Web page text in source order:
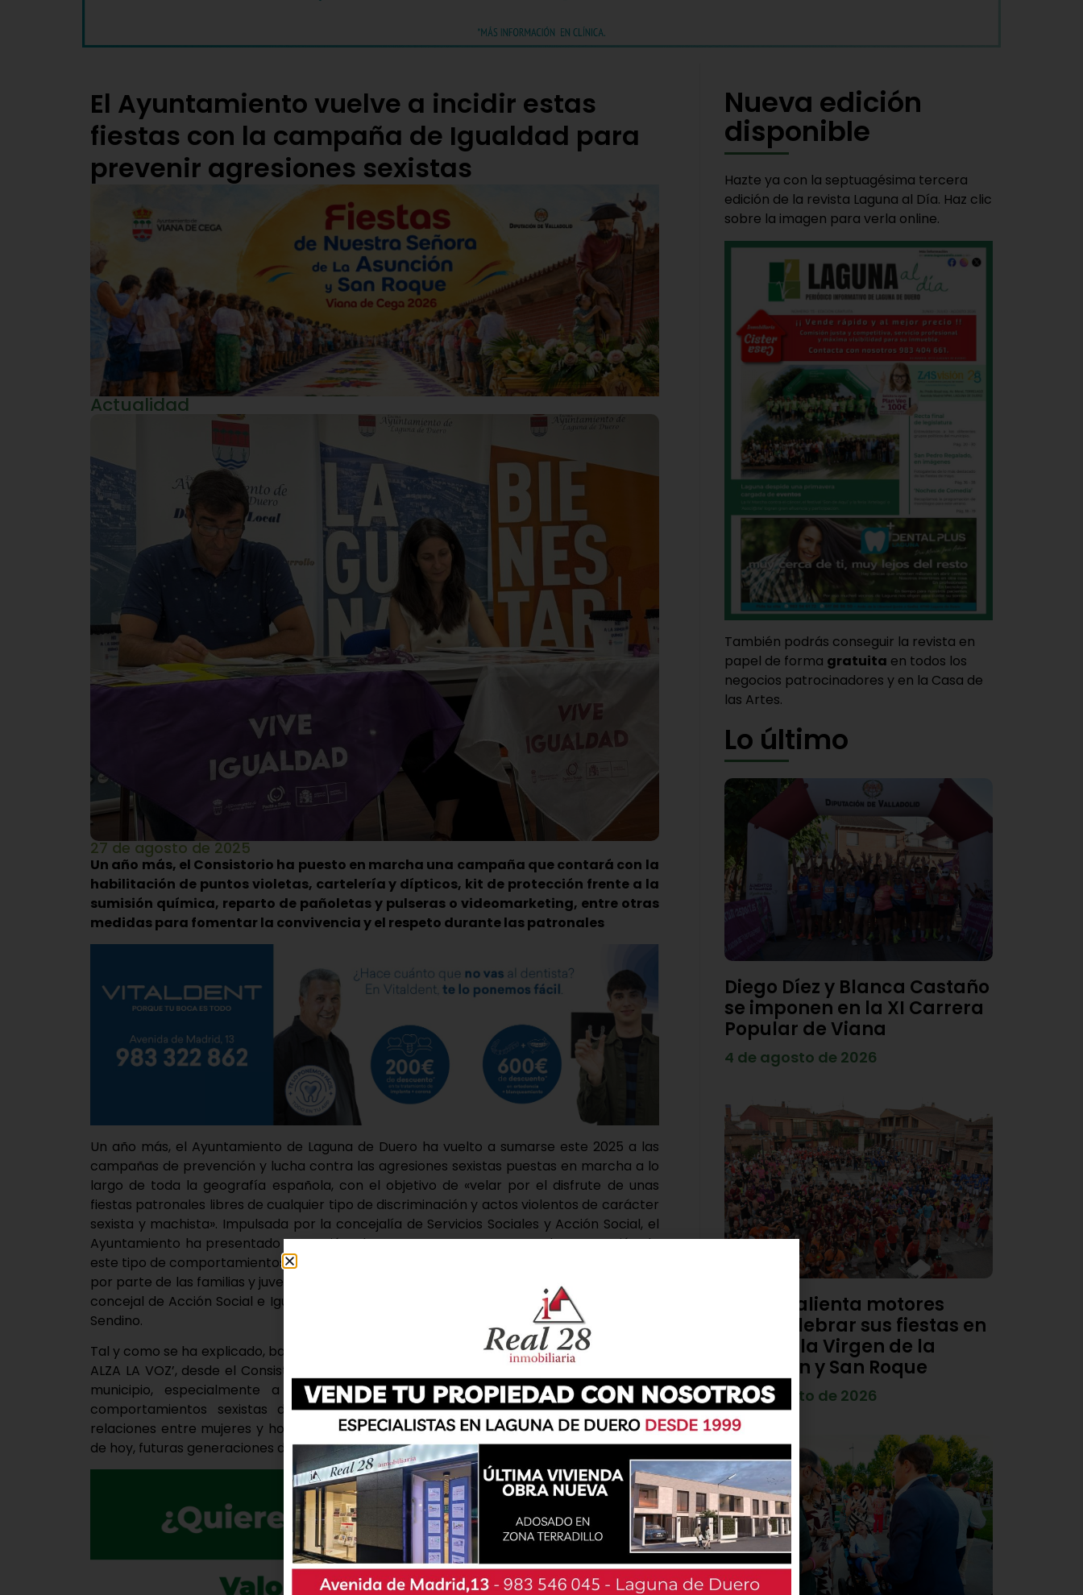
El Ayuntamiento vuelve a incidir estas
fiestas con la campaña de Igualdad para
prevenir agresiones sexistas
Actualidad
27 de agosto de 2025
Un año más, el Consistorio ha puesto en marcha una campaña que contará con la
habilitación de puntos violetas, cartelería y dípticos, kit de protección frente a la
sumisión química, reparto de pañoletas y pulseras o videomarketing, entre otras
medidas para fomentar la convivencia y el respeto durante las patronales
Un año más, el Ayuntamiento de Laguna de Duero ha vuelto a sumarse este 2025 a las
campañas de prevención y lucha contra las agresiones sexistas puestas en marcha a lo
largo de toda la geografía española, con el objetivo de «velar por el disfrute de unas
fiestas patronales libres de cualquier tipo de discriminación y actos violentos de carácter
sexista y machista». Impulsada por la concejalía de Servicios Sociales y Acción Social, el
Ayuntamiento ha presentado este miércoles su nueva Campaña para la prevención de
este tipo de comportamientos, una Campaña ya consolidada y que goza de gran acogida
por parte de las familias y juventud del municipio. En el acto de presentación ha estado el
concejal de Acción Social e Igualdad, Fernando Vara, así como la técnico del área, Laura
Sendino.
Tal y como se ha explicado, bajo el lema ‘LAS AGRESIONES SEXISTAS TAMBIÉN TE AFECTAN.
ALZA LA VOZ’, desde el Consistorio se pretende «concienciar a los vecinos y vecinas del
municipio, especialmente a los y las más jóvenes, de lo que las actitudes y
comportamientos sexistas dañan y empobrecen a la sociedad deteriorando las
relaciones entre mujeres y hombres y proyectando modelos tóxicos en los niños y niña
de hoy, futuras generaciones de jóvenes y adolescentes».
Nueva edición
disponible
Hazte ya con la septuagésima tercera
edición de la revista Laguna al Día. Haz clic
sobre la imagen para verla online.
También podrás conseguir la revista en
papel de forma gratuita en todos los
negocios patrocinadores y en la Casa de
las Artes.
Lo último
Diego Díez y Blanca Castaño
se imponen en la XI Carrera
Popular de Viana
4 de agosto de 2026
Viana calienta motores
para celebrar sus fiestas en
honor a la Virgen de la
Asunción y San Roque
4 de agosto de 2026